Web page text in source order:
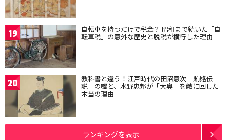
19 自転車を持つだけで税金？ 昭和まで続いた「自
転車税」の意外な歴史と脱税が横行した理由
20 教科書と違う！江戸時代の田沼意次「賄賂伝
説」の嘘と、水野忠邦が「大奥」を敵に回した
本当の理由
ランキングを表示